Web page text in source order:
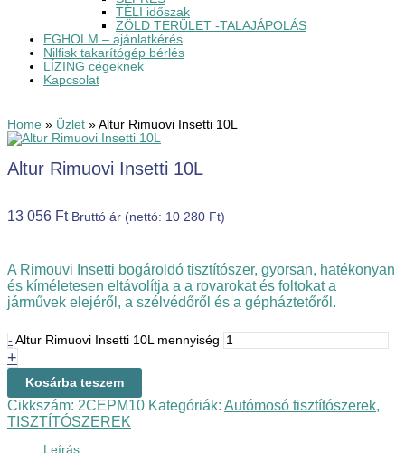
TÉLI időszak
ZÖLD TERÜLET -TALAJÁPOLÁS
EGHOLM – ajánlatkérés
Nilfisk takarítógép bérlés
LÍZING cégeknek
Kapcsolat
Home » Üzlet » Altur Rimuovi Insetti 10L
Altur Rimuovi Insetti 10L
13 056 Ft Bruttó ár (nettó: 10 280 Ft)
A Rimouvi Insetti bogároldó tisztítószer, gyorsan, hatékonyan
és kíméletesen eltávolítja a a rovarokat és foltokat a
járművek elejéről, a szélvédőről és a gépháztetőről.
- Altur Rimuovi Insetti 10L mennyiség
+
Kosárba teszem
Cikkszám: 2CEPM10 Kategóriák: Autómosó tisztítószerek,
TISZTÍTÓSZEREK
Leírás